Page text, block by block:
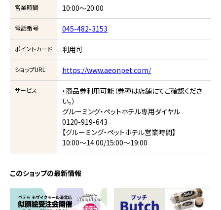
営業時間 10:00～20:00
電話番号 045-482-3153
ポイントカード 利用可
ショップURL https://www.aeonpet.com/
サービス
・商品券利用可能（券種は店舗にてご確認くださ
い。）
グルーミング・ペットホテル専用ダイヤル
0120-919-643
【グルーミング・ペットホテル営業時間】
10:00～14:00/15:00～19:00
このショップの最新情報